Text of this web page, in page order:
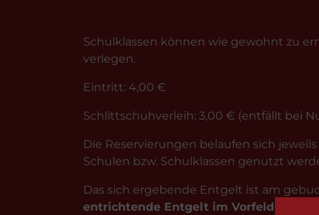
Schulklassen können wie gewohnt zu
verlegen.
Eintritt: 4,00 €
Schlittschuhverleih: 3,00 € (entfällt bei
Die Reservierungen belaufen sich
Schulen bzw. Schulklassen genutzt
Das sich ergebende Entgelt ist am
entrichtende Entgelt im Vorfeld